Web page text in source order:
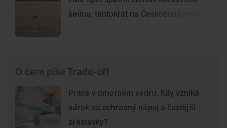
šelmu, tentokrát na Českobudějovicku
O čem píše Trade-off
Práce v úmorném vedru. Kdy vzniká
nárok na ochranný nápoj a častější
přestávky?